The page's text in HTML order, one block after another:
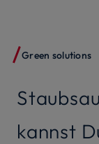
Green solutions
kannst